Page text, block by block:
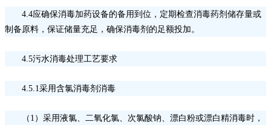
4.4应确保消毒加药设备的备用到位，定期检查消毒药剂储存量或
制备原料，保证储量充足，确保消毒剂的足额投加。
4.5污水消毒处理工艺要求
4.5.1采用含氯消毒剂消毒
（ 1）采用液氯、二氧化氯、次氯酸钠、漂白粉或漂白精消毒时，